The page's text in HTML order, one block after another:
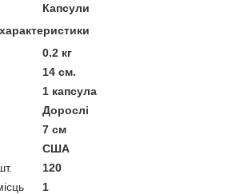
Капсули
0.2 кг
14 см.
1 капсула
Дорослі
7 см
США
120
1